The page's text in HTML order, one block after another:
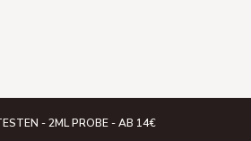
- 2ML PROBE - AB 14€